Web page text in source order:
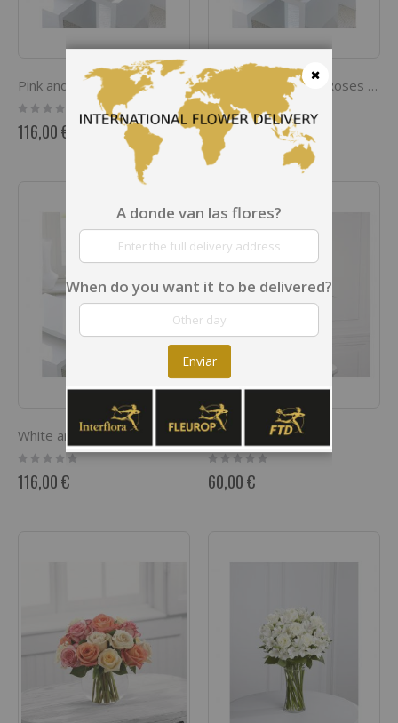
Pink and Rose Hand Tied
Rating:
0%
116,00 €
12 Red Long Stem Roses Hand Tied
Rating:
0%
105,00 €
White and Rose Hand Tied
Rating:
0%
116,00 €
Deeply Devoted
Rating:
0%
60,00 €
A donde van las flores?
When do you want it to be delivered?
Enviar